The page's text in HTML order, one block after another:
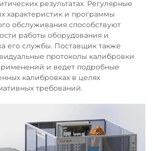
результатах. Регулярные
характеристик и программы
обслуживания способствуют
работы оборудования и
его службы. Поставщик также
протоколы калибровки
и ведет подробные
калибровках в целях
требований.